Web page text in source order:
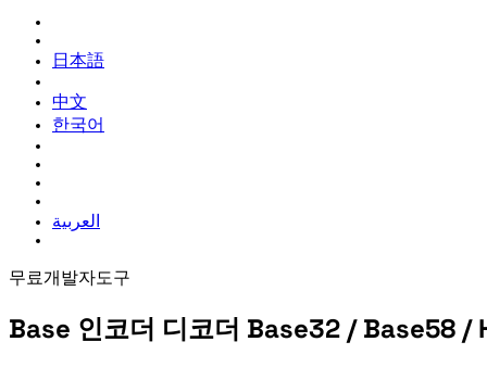
日本語
中文
한국어
العربية
무료 개발자 도구
Base 인코더 디코더 Base32 / Base58 /